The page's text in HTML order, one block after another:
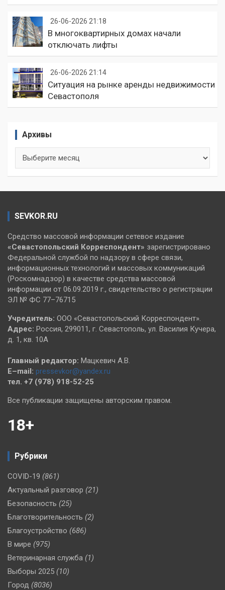
26-06-2026 21:18
В многоквартирных домах начали
отключать лифты
26-06-2026 21:14
Ситуация на рынке аренды недвижимости
Севастополя
Архивы
SEVKOR.RU
Средство массовой информации сетевое издание
«Севастопольский Корреспондент» зарегистрировано
Федеральной службой по надзору в сфере связи,
информационных технологий и массовых коммуникаций
(Роскомнадзор) в качестве средства массовой
информации от 06.09.2019 г., свидетельство о регистрации
ЭЛ № ФС 77–76715
Учредитель: ООО «Севастопольский Корреспондент».
Адрес: Россия, 299011, г. Севастополь, ул. Василия Кучера,
д. 1, кв. 10А
Главный редактор: Мацкевич А.В.
E–mail: pressevkor@yandex.ru
тел. +7 (978) 918-52-25
Все публикации защищены авторским правом.
18+
Рубрики
COVID-19 (861)
Актуальный разговор (21)
Безопасность (25)
Благотворительность (2)
Благоустройство (686)
В мире (975)
Ветеринарная служба (1)
Выборы 2025 (10)
Город (8036)